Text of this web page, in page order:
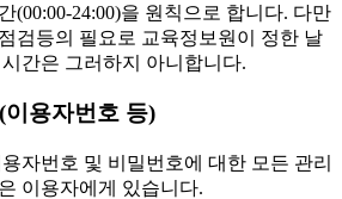
(00:00-24:00)을 원칙으로 합니다. 다만
검등의 필요로 교육정보원이 정한 날
간은 그러하지 아니합니다.
이용자번호 등)
자번호 및 비밀번호에 대한 모든 관리
이용자에게 있습니다.